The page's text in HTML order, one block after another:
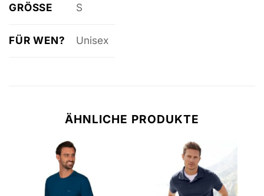
GRÖSSE S
FÜR WEN? Unisex
ÄHNLICHE PRODUKTE